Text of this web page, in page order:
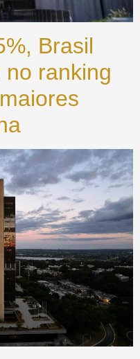
Brasil
no ranking